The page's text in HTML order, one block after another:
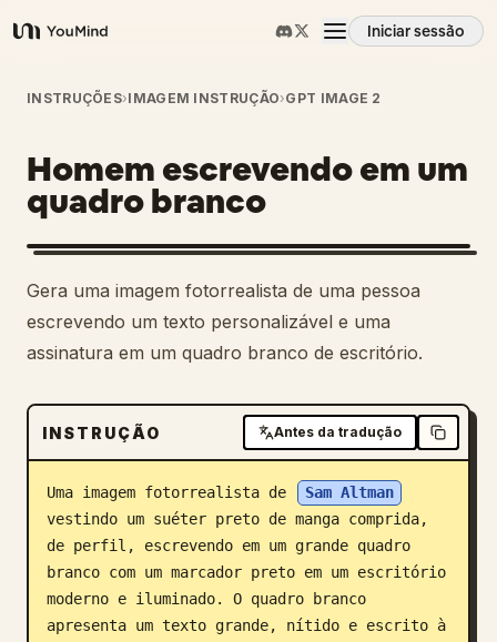
YouMind
Iniciar sessão
Visão geral
Casos de uso
Habilidades
Prompts
Transferir
Blogue
Atualizações
INSTRUÇÕES›IMAGEM INSTRUÇÃO›GPT IMAGE 2
Homem escrevendo em um
quadro branco
Gera uma imagem fotorrealista de uma pessoa
escrevendo um texto personalizável e uma
assinatura em um quadro branco de escritório.
INSTRUÇÃO Antes da tradução
Uma imagem fotorrealista de
Sam Altman
vestindo um suéter preto de manga comprida,
de perfil, escrevendo em um grande quadro
branco com um marcador preto em um escritório
moderno e iluminado. O quadro branco
apresenta um texto grande, nítido e escrito à